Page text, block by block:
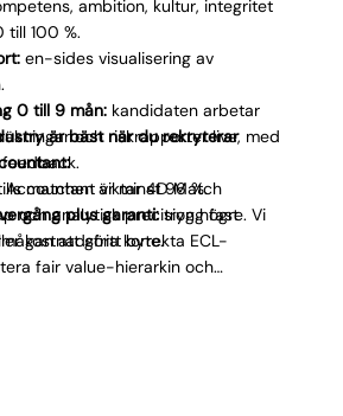
ambition, kultur, integritet
till 100 %.
en-sides visualisering av
0 till 9 mån: kandidaten arbetar
och riskrapporter live, med
matchen är minst 96 %.
plus garanti:trygg fast
kostnadsfritt byte.
är bäst när du rekryterar
Accountant viktar 4D Match
och analytisk precision högre. Vi
att göra korrekta ECL-
fair value-hierarkin och